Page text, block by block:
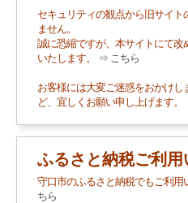
セキュリティの観点から旧サイト
ません。
誠に恐縮ですが、本サイトにて改
いたします。
⇒ こちら
お客様には大変ご迷惑をおかけ
ど、宜しくお願い申し上げます。
ふるさと納税ご利
守口市のふるさと納税でもご利用
ちら